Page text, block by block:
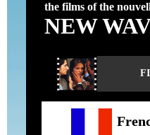
the films of the
NEW